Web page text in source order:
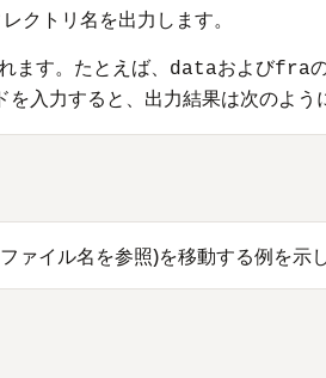
クトリ名を出力します。
す。たとえば、
dataおよびfra
を入力すると、出力結果は次のよう
イル名を参照)を移動する例を示し